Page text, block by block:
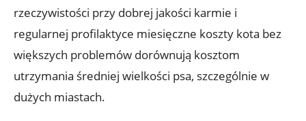
rzeczywistości przy dobrej jakości karmie i
regularnej profilaktyce miesięczne koszty kota bez
większych problemów dorównują kosztom
utrzymania średniej wielkości psa, szczególnie w
dużych miastach.